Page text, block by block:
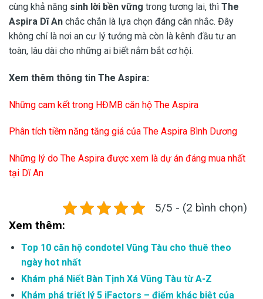
cùng khả năng sinh lời bền vững trong tương lai, thì The
Aspira Dĩ An chắc chắn là lựa chọn đáng cân nhắc. Đây
không chỉ là nơi an cư lý tưởng mà còn là kênh đầu tư an
toàn, lâu dài cho những ai biết nắm bắt cơ hội.
Xem thêm thông tin The Aspira:
Những cam kết trong HĐMB căn hộ The Aspira
Phân tích tiềm năng tăng giá của The Aspira Bình Dương
Những lý do The Aspira được xem là dự án đáng mua nhất
tại Dĩ An
5/5 - (2 bình chọn)
Xem thêm:
Top 10 căn hộ condotel Vũng Tàu cho thuê theo
ngày hot nhất
Khám phá Niết Bàn Tịnh Xá Vũng Tàu từ A-Z
Khám phá triết lý 5 iFactors – điểm khác biệt của